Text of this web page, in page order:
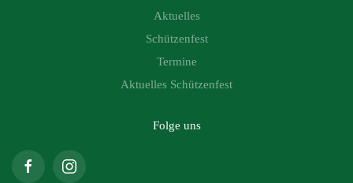
Aktuelles
Schützenfest
Termine
Aktuelles Schützenfest
Folge uns